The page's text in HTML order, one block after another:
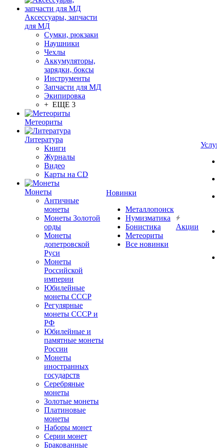
Аксессуары, запчасти
для МД
Сумки, рюкзаки
Наушники
Чехлы
Аккумуляторы,
зарядки, боксы
Инструменты
Запчасти для МД
Экипировка
+ ЕЩЕ 3
Метеориты
Литература
Книги
Журналы
Видео
Карты на CD
Монеты
Античные
монеты
Монеты Золотой
орды
Монеты
допетровской
Руси
Монеты
Российской
империи
Юбилейные
монеты СССР
Регулярные
монеты СССР и
РФ
Юбилейные и
памятные монеты
России
Монеты
иностранных
государств
Серебряные
монеты
Золотые монеты
Платиновые
монеты
Наборы монет
Серии монет
Бракованные
Новинки
Металлопоиск
Нумизматика
Бонистика
Метеориты
Все новинки
Акции